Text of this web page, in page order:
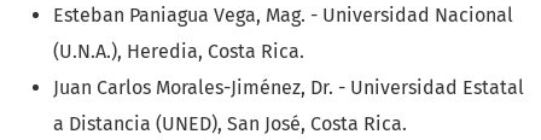
Esteban Paniagua Vega, Mag. - Universidad Nacional
(U.N.A.), Heredia, Costa Rica.
Juan Carlos Morales-Jiménez, Dr. - Universidad Estatal
a Distancia (UNED), San José, Costa Rica.